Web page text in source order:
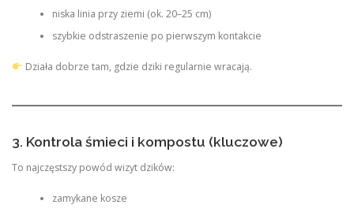
niska linia przy ziemi (ok. 20–25 cm)
szybkie odstraszenie po pierwszym kontakcie
Działa dobrze tam, gdzie dziki regularnie wracają.
3. Kontrola śmieci i kompostu (kluczowe)
To najczęstszy powód wizyt dzików:
zamykane kosze